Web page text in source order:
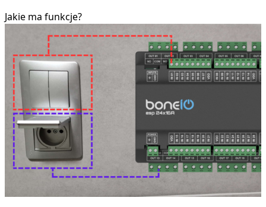
Jakie ma funkcje?